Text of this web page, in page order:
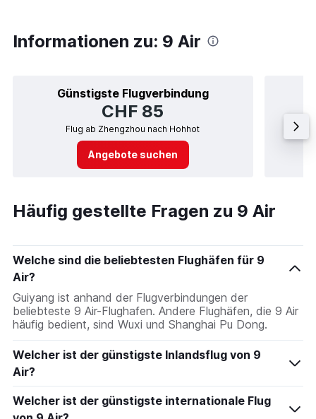
Informationen zu: 9 Air
Günstigste Flugverbindung
CHF 85
Flug ab Zhengzhou nach Hohhot
Angebote suchen
Flug
Häufig gestellte Fragen zu 9 Air
Welche sind die beliebtesten Flughäfen für 9
Air?
Guiyang ist anhand der Flugverbindungen der
beliebteste 9 Air-Flughafen. Andere Flughäfen, die 9 Air
häufig bedient, sind Wuxi und Shanghai Pu Dong.
Welcher ist der günstigste Inlandsflug von 9
Air?
Welcher ist der günstigste internationale Flug